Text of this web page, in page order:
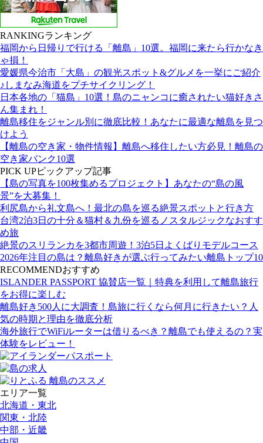
RANKINGランキング
福岡から日帰りで行ける「離島」10選。福岡に来たら行かなき
ゃ損！
愛媛県今治市「大島」の観光スポット&グルメを一挙にご紹介
♪しまなみ海道をプチサイクリング！
日本各地の「猫島」10選！島のニャンコに癒されたい猫好きさ
ん集まれ！
離島移住をジャンル別に徹底比較！あなたに最適な離島を見つ
けよう
【離島の空き家・物件情報】離島へ移住したい方必見！離島の
空き家バンク10選
PICK UPピックアップ記事
【島の写真を100枚集めるプロジェクト】あなたの“島の風
景”を大募集！
利尻島から礼文島へ！最北の島を巡る絶景スポットと行き方
台湾2泊3日の十分＆猫村＆九份を巡るノスタルジックなおすす
め旅
絶景のスリランカを3都市周遊！3泊5日よくばりモデルコース
2026年注目の島は？離島好きが選ぶ行ってみたい離島トップ10
RECOMMENDおすすめ
ISLANDER PASSPORT 協賛店一覧｜特典を利用して離島旅行
をお得に楽しむ
離島好き500人に大調査！島旅に行くなら何月に行きたい？人
気の時期と理由を徹底分析
海外旅行でWiFiルーターは借りるべき？離島でも使えるの？実
体験をレビュー！
エリア一覧
北海道・東北
関東・北陸
中部・近畿